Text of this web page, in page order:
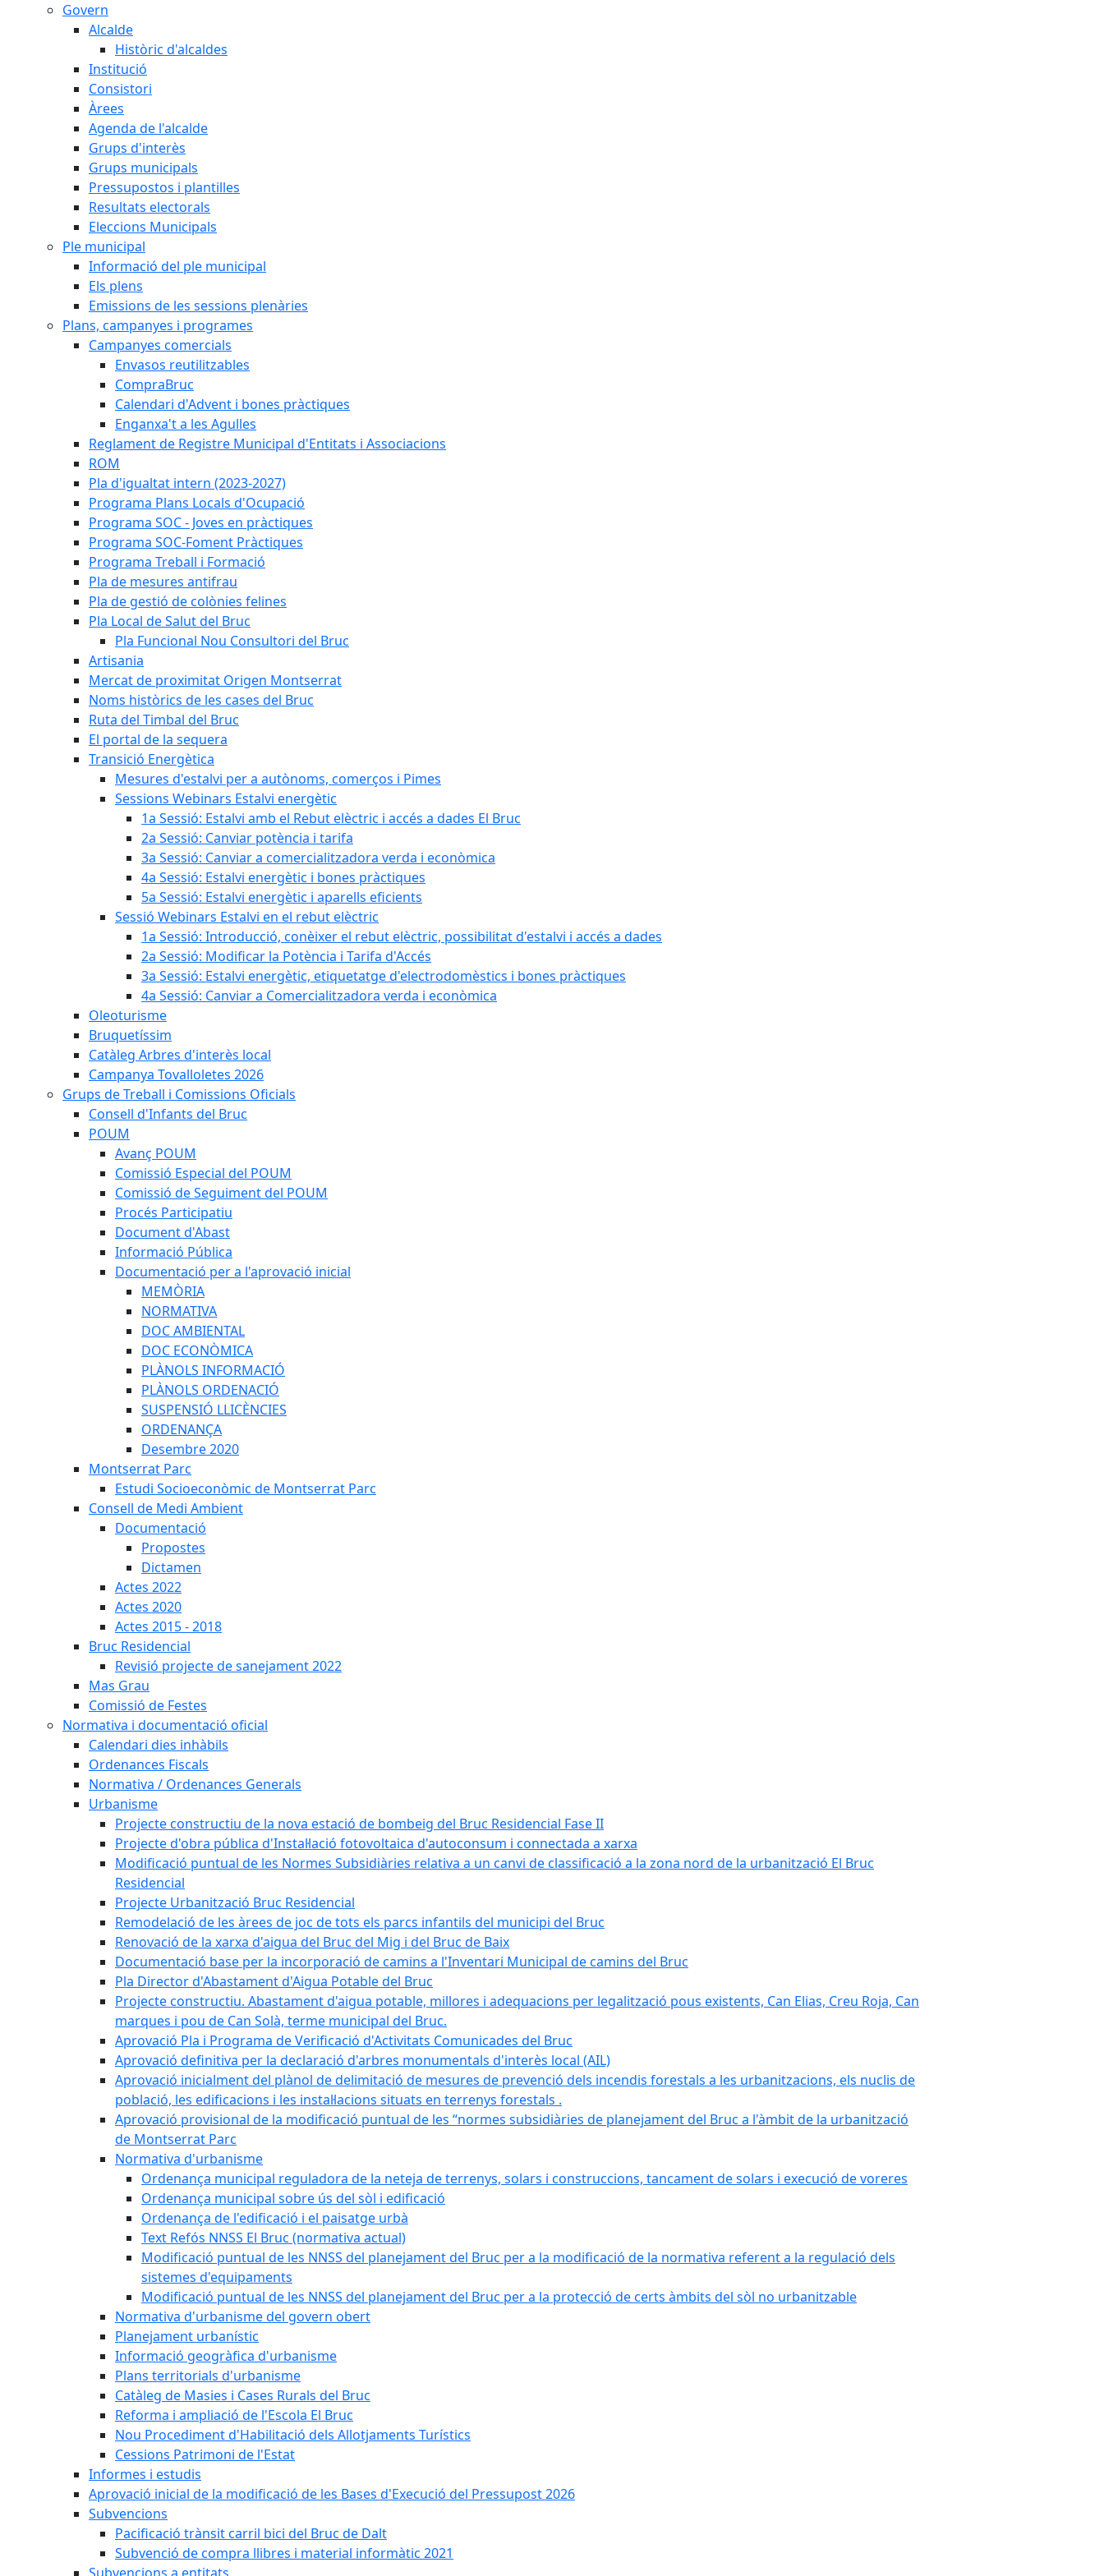
Govern
Alcalde
Històric d'alcaldes
Institució
Consistori
Àrees
Agenda de l'alcalde
Grups d'interès
Grups municipals
Pressupostos i plantilles
Resultats electorals
Eleccions Municipals
Ple municipal
Informació del ple municipal
Els plens
Emissions de les sessions plenàries
Plans, campanyes i programes
Campanyes comercials
Envasos reutilitzables
CompraBruc
Calendari d'Advent i bones pràctiques
Enganxa't a les Agulles
Reglament de Registre Municipal d'Entitats i Associacions
ROM
Pla d'igualtat intern (2023-2027)
Programa Plans Locals d'Ocupació
Programa SOC - Joves en pràctiques
Programa SOC-Foment Pràctiques
Programa Treball i Formació
Pla de mesures antifrau
Pla de gestió de colònies felines
Pla Local de Salut del Bruc
Pla Funcional Nou Consultori del Bruc
Artisania
Mercat de proximitat Origen Montserrat
Noms històrics de les cases del Bruc
Ruta del Timbal del Bruc
El portal de la sequera
Transició Energètica
Mesures d'estalvi per a autònoms, comerços i Pimes
Sessions Webinars Estalvi energètic
1a Sessió: Estalvi amb el Rebut elèctric i accés a dades El Bruc
2a Sessió: Canviar potència i tarifa
3a Sessió: Canviar a comercialitzadora verda i econòmica
4a Sessió: Estalvi energètic i bones pràctiques
5a Sessió: Estalvi energètic i aparells eficients
Sessió Webinars Estalvi en el rebut elèctric
1a Sessió: Introducció, conèixer el rebut elèctric, possibilitat d'estalvi i accés a dades
2a Sessió: Modificar la Potència i Tarifa d'Accés
3a Sessió: Estalvi energètic, etiquetatge d'electrodomèstics i bones pràctiques
4a Sessió: Canviar a Comercialitzadora verda i econòmica
Oleoturisme
Bruquetíssim
Catàleg Arbres d'interès local
Campanya Tovalloletes 2026
Grups de Treball i Comissions Oficials
Consell d'Infants del Bruc
POUM
Avanç POUM
Comissió Especial del POUM
Comissió de Seguiment del POUM
Procés Participatiu
Document d'Abast
Informació Pública
Documentació per a l'aprovació inicial
MEMÒRIA
NORMATIVA
DOC AMBIENTAL
DOC ECONÒMICA
PLÀNOLS INFORMACIÓ
PLÀNOLS ORDENACIÓ
SUSPENSIÓ LLICÈNCIES
ORDENANÇA
Desembre 2020
Montserrat Parc
Estudi Socioeconòmic de Montserrat Parc
Consell de Medi Ambient
Documentació
Propostes
Dictamen
Actes 2022
Actes 2020
Actes 2015 - 2018
Bruc Residencial
Revisió projecte de sanejament 2022
Mas Grau
Comissió de Festes
Normativa i documentació oficial
Calendari dies inhàbils
Ordenances Fiscals
Normativa / Ordenances Generals
Urbanisme
Projecte constructiu de la nova estació de bombeig del Bruc Residencial Fase II
Projecte d'obra pública d'Instal·lació fotovoltaica d'autoconsum i connectada a xarxa
Modificació puntual de les Normes Subsidiàries relativa a un canvi de classificació a la zona nord de la urbanització El Bruc
Residencial
Projecte Urbanització Bruc Residencial
Remodelació de les àrees de joc de tots els parcs infantils del municipi del Bruc
Renovació de la xarxa d'aigua del Bruc del Mig i del Bruc de Baix
Documentació base per la incorporació de camins a l'Inventari Municipal de camins del Bruc
Pla Director d'Abastament d'Aigua Potable del Bruc
Projecte constructiu. Abastament d'aigua potable, millores i adequacions per legalització pous existents, Can Elias, Creu Roja, Can
marques i pou de Can Solà, terme municipal del Bruc.
Aprovació Pla i Programa de Verificació d'Activitats Comunicades del Bruc
Aprovació definitiva per la declaració d'arbres monumentals d'interès local (AIL)
Aprovació inicialment del plànol de delimitació de mesures de prevenció dels incendis forestals a les urbanitzacions, els nuclis de
població, les edificacions i les instal·lacions situats en terrenys forestals .
Aprovació provisional de la modificació puntual de les “normes subsidiàries de planejament del Bruc a l'àmbit de la urbanització
de Montserrat Parc
Normativa d'urbanisme
Ordenança municipal reguladora de la neteja de terrenys, solars i construccions, tancament de solars i execució de voreres
Ordenança municipal sobre ús del sòl i edificació
Ordenança de l'edificació i el paisatge urbà
Text Refós NNSS El Bruc (normativa actual)
Modificació puntual de les NNSS del planejament del Bruc per a la modificació de la normativa referent a la regulació dels
sistemes d'equipaments
Modificació puntual de les NNSS del planejament del Bruc per a la protecció de certs àmbits del sòl no urbanitzable
Normativa d'urbanisme del govern obert
Planejament urbanístic
Informació geogràfica d'urbanisme
Plans territorials d'urbanisme
Catàleg de Masies i Cases Rurals del Bruc
Reforma i ampliació de l'Escola El Bruc
Nou Procediment d'Habilitació dels Allotjaments Turístics
Cessions Patrimoni de l'Estat
Informes i estudis
Aprovació inicial de la modificació de les Bases d'Execució del Pressupost 2026
Subvencions
Pacificació trànsit carril bici del Bruc de Dalt
Subvenció de compra llibres i material informàtic 2021